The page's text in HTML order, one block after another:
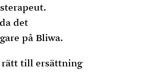
det
på Bliwa.
rätt till ersättning